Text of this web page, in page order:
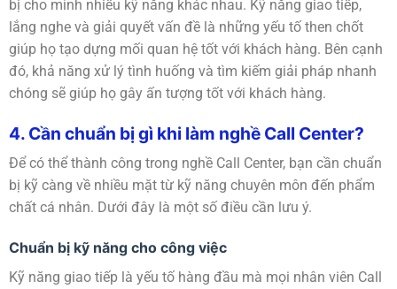
bị cho mình nhiều kỹ năng khác nhau. Kỹ năng giao tiếp,
lắng nghe và giải quyết vấn đề là những yếu tố then chốt
giúp họ tạo dựng mối quan hệ tốt với khách hàng. Bên cạnh
đó, khả năng xử lý tình huống và tìm kiếm giải pháp nhanh
chóng sẽ giúp họ gây ấn tượng tốt với khách hàng.
4. Cần chuẩn bị gì khi làm nghề Call Center?
Để có thể thành công trong nghề Call Center, bạn cần chuẩn
bị kỹ càng về nhiều mặt từ kỹ năng chuyên môn đến phẩm
chất cá nhân. Dưới đây là một số điều cần lưu ý.
Chuẩn bị kỹ năng cho công việc
Kỹ năng giao tiếp là yếu tố hàng đầu mà mọi nhân viên Call